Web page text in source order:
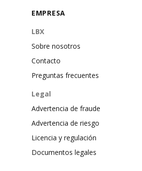
EMPRESA
LBX
Sobre nosotros
Contacto
Preguntas frecuentes
Legal
Advertencia de fraude
Advertencia de riesgo
Licencia y regulación
Documentos legales